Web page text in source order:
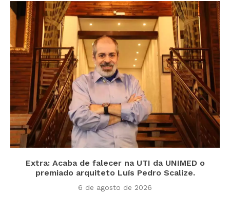
Extra: Acaba de falecer na UTI da UNIMED o
premiado arquiteto Luís Pedro Scalize.
6 de agosto de 2026